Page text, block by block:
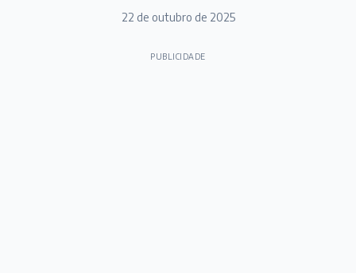
22 de outubro de 2025
PUBLICIDADE